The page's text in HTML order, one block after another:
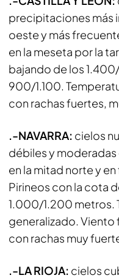
precipitaciones más
oeste y más
en la meseta por la
bajando de los
900/1.100.
con rachas fuertes,
.-NAVARRA: cielos
débiles y moderadas
en la mitad norte y
Pirineos con la cota
1.000/1.200 metros.
generalizado.
con rachas muy
.-LA RIOJA: cielos